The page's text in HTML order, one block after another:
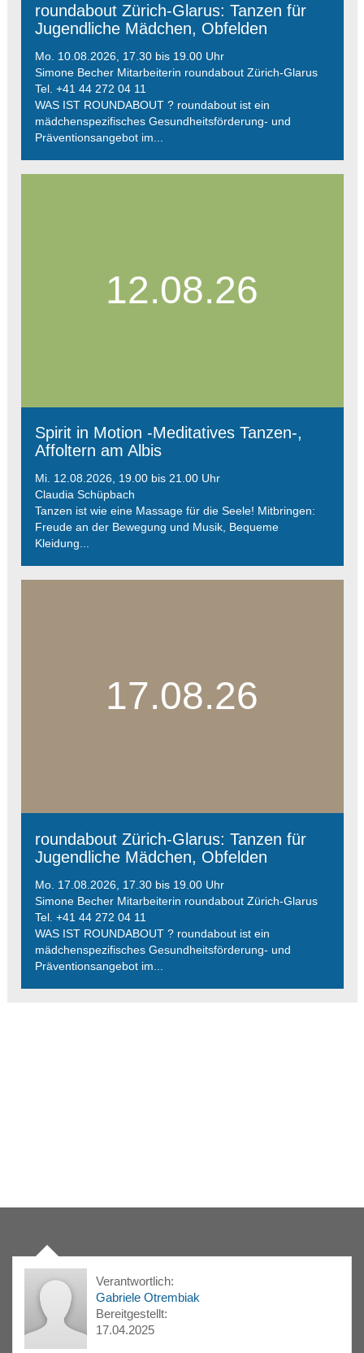
roundabout Zürich-Glarus: Tanzen für
Jugendliche Mädchen, Obfelden
Mo. 10.08.2026, 17.30 bis 19.00 Uhr
Simone Becher Mitarbeiterin roundabout Zürich-Glarus
Tel. +41 44 272 04 11
WAS IST ROUNDABOUT ? roundabout ist ein
mädchenspezifisches Gesundheitsförderung- und
Präventionsangebot im...
12.08.26
Spirit in Motion -Meditatives Tanzen-,
Affoltern am Albis
Mi. 12.08.2026, 19.00 bis 21.00 Uhr
Claudia Schüpbach
Tanzen ist wie eine Massage für die Seele! Mitbringen:
Freude an der Bewegung und Musik, Bequeme
Kleidung...
17.08.26
roundabout Zürich-Glarus: Tanzen für
Jugendliche Mädchen, Obfelden
Mo. 17.08.2026, 17.30 bis 19.00 Uhr
Simone Becher Mitarbeiterin roundabout Zürich-Glarus
Tel. +41 44 272 04 11
WAS IST ROUNDABOUT ? roundabout ist ein
mädchenspezifisches Gesundheitsförderung- und
Präventionsangebot im...
Verantwortlich:
Gabriele Otrembiak
Bereitgestellt:
17.04.2025